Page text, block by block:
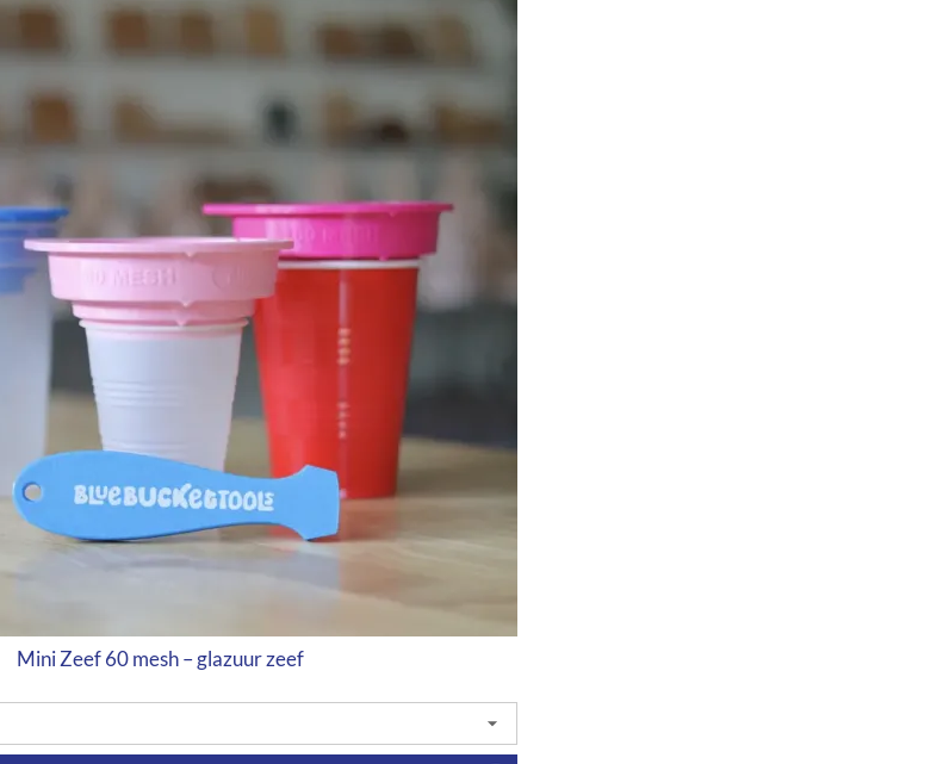
Mini Zeef 60 mesh – glazuur zeef